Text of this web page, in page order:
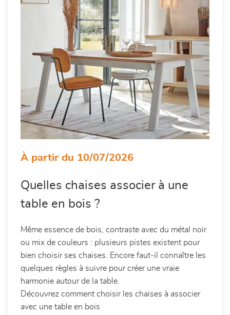
À partir du 10/07/2026
Quelles chaises associer à une
table en bois ?
Même essence de bois, contraste avec du métal noir
ou mix de couleurs : plusieurs pistes existent pour
bien choisir ses chaises. Encore faut-il connaître les
quelques règles à suivre pour créer une vraie
harmonie autour de la table.
Découvrez comment choisir les chaises à associer
avec une table en bois